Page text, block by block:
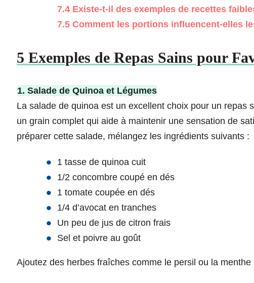
7.4 Existe-t-il des exemples de recettes
7.5 Comment les portions influencent-elles
5 Exemples de Repas Sains pour
1. Salade de Quinoa et Légumes
La salade de quinoa est un excellent choix pour un repas
un grain complet qui aide à maintenir une sensation de
préparer cette salade, mélangez les ingrédients suivants :
1 tasse de quinoa cuit
1/2 concombre coupé en dés
1 tomate coupée en dés
1/4 d’avocat en tranches
Un peu de jus de citron frais
Sel et poivre au goût
Ajoutez des herbes fraîches comme le persil ou la